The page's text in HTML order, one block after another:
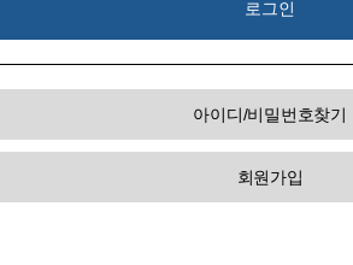
아이디/비밀번호찾기
회원가입